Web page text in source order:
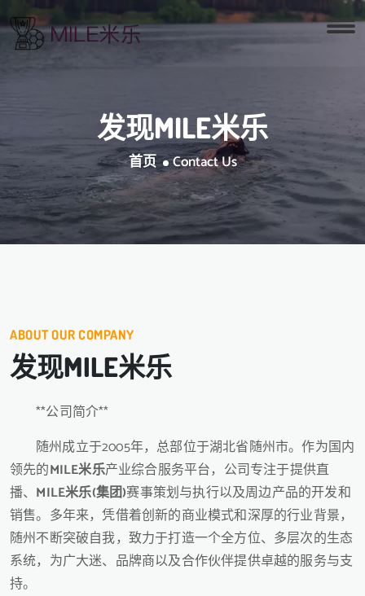
发现MILE米乐
首页 Contact Us
ABOUT OUR COMPANY
发现MILE米乐
**公司简介**
随州成立于2005年，总部位于湖北省随州市。作为国内
领先的MILE米乐产业综合服务平台，公司专注于提供直
播、 MILE米乐(集团)赛事策划与执行以及周边产品的开发和
销售。多年来，凭借着创新的商业模式和深厚的行业背景，
随州不断突破自我，致力于打造一个全方位、多层次的生态
系统，为广大迷、品牌商以及合作伙伴提供卓越的服务与支
持。